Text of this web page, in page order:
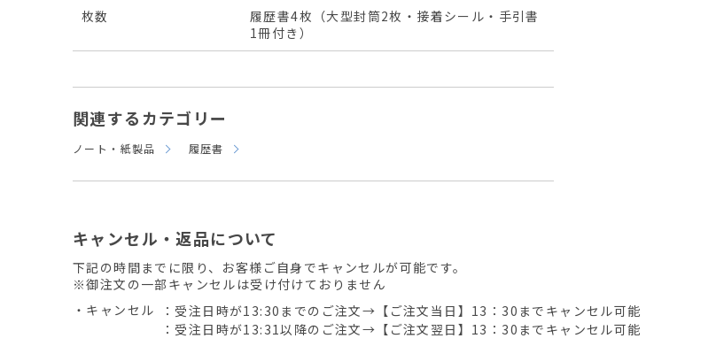
枚数
履歴書4枚（大型封筒2枚・接着シール・手引書
1冊付き）
関連するカテゴリー
ノート・紙製品 履歴書
キャンセル・返品について
下記の時間までに限り、お客様ご自身でキャンセルが可能です。
※御注文の一部キャンセルは受け付けておりません
・キャンセル
：受注日時が13:30までのご注文→【ご注文当日】13：30までキャンセル可能
：受注日時が13:31以降のご注文→【ご注文翌日】13：30までキャンセル可能